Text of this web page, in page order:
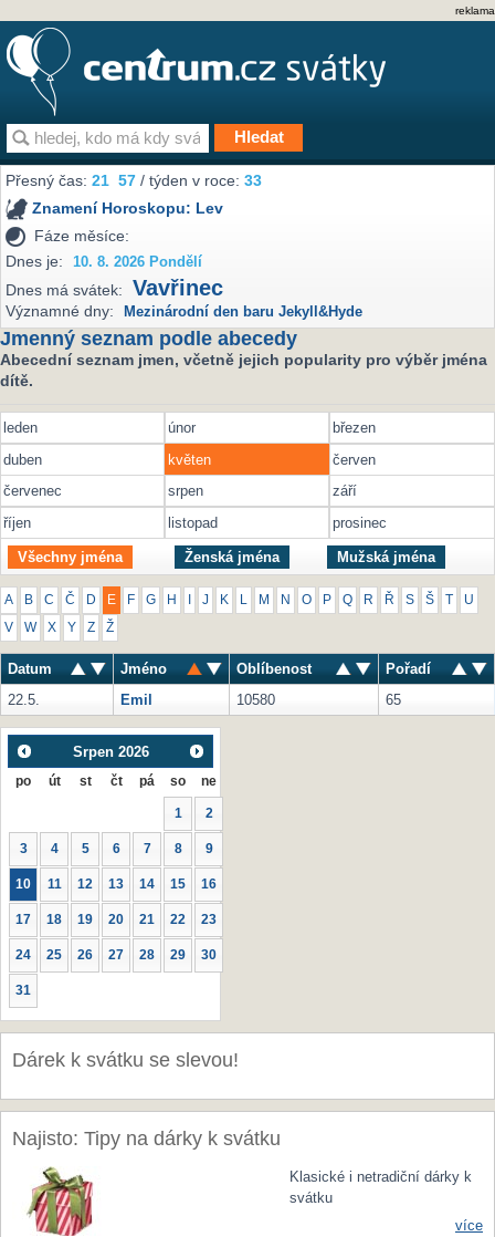
reklama
Přesný čas:21 57 / týden v roce:33
Znamení Horoskopu: Lev
Fáze měsíce:
Dnes je:
10. 8. 2026 Pondělí
Dnes má svátek: Vavřinec
Významné dny: Mezinárodní den baru Jekyll&Hyde
Jmenný seznam podle abecedy
Abecední seznam jmen, včetně jejich popularity pro výběr jména
dítě.
leden únor
březen
duben
květen
červen
červenec
srpen
září
říjen
listopad prosinec
Všechny jména Ženská jména Mužská jména
A B C Č D E F G H J K M N O P Q R Ř S Š U
V W X Y Z Ž
Datum Jméno Oblíbenost
Pořadí
22.5.
Emil 10580 65
Srpen 2026
po út st čt pá so ne
1 2
3 4 5 6 7 8 9
10 11 12 13 14 15 16
17 18 19 20 21 22 23
24 25 26 27 28 29 30
31
Dárek k svátku se slevou!
Najisto: Tipy na dárky k svátku
Klasické i netradiční dárky k
svátku
více